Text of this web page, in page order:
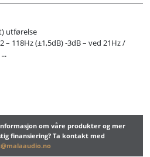
utførelse
118Hz (±1,5dB) -3dB – ved 21Hz /
om våre produkter og mer
finansiering? Ta kontakt med